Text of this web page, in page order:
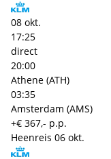
08 okt.
17:25
direct
20:00
Athene (ATH)
03:35
Amsterdam (AMS)
+€ 367,- p.p.
Heenreis 06 okt.